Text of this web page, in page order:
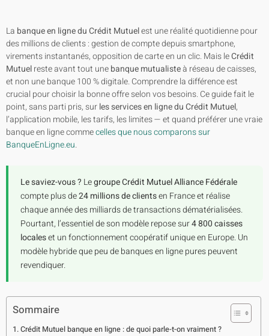
La banque en ligne du Crédit Mutuelest une réalité quotidienne pour
des millions de clients : gestion de compte depuis smartphone,
virements instantanés, opposition de carte en un clic. Mais leCrédit
Mutuelreste avant tout unebanque mutualisteà réseau de caisses,
et non une banque 100 % digitale. Comprendre la différence est
crucial pour choisir la bonne offre selon vos besoins. Ce guide fait le
point, sans parti pris, surles services en ligne du Crédit Mutuel,
l’application mobile, les tarifs, les limites — et quand préférer une vraie
banque en ligne commecelles que nous comparons sur
BanqueEnLigne.eu.
Le saviez-vous ? Legroupe Crédit Mutuel Alliance Fédérale
compte plus de24 millions de clientsen France et réalise
chaque année des milliards de transactions dématérialisées.
Pourtant, l’essentiel de son modèle repose sur4 800 caisses
localeset un fonctionnement coopératif unique en Europe. Un
modèle hybride que peu de banques en ligne pures peuvent
revendiquer.
Sommaire
Crédit Mutuel banque en ligne : de quoi parle-t-on vraiment ?